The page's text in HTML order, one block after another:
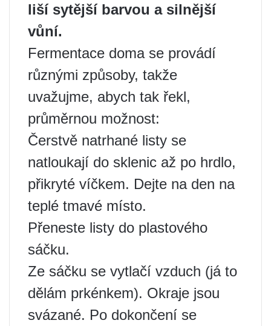
liší sytější barvou a silnější
vůní.
Fermentace doma se provádí
různými způsoby, takže
uvažujme, abych tak řekl,
průměrnou možnost:
Čerstvě natrhané listy se
natloukají do sklenic až po hrdlo,
přikryté víčkem. Dejte na den na
teplé tmavé místo.
Přeneste listy do plastového
sáčku.
Ze sáčku se vytlačí vzduch (já to
dělám prkénkem). Okraje jsou
svázané. Po dokončení se